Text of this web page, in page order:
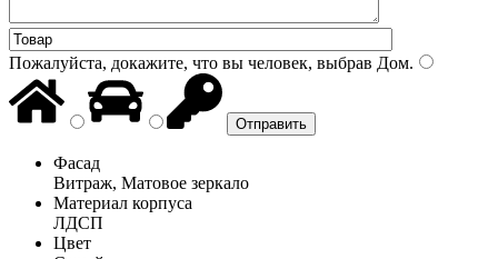
Пожалуйста, докажите, что вы человек, выбрав Дом.
Фасад
Витраж, Матовое зеркало
Материал корпуса
ЛДСП
Цвет